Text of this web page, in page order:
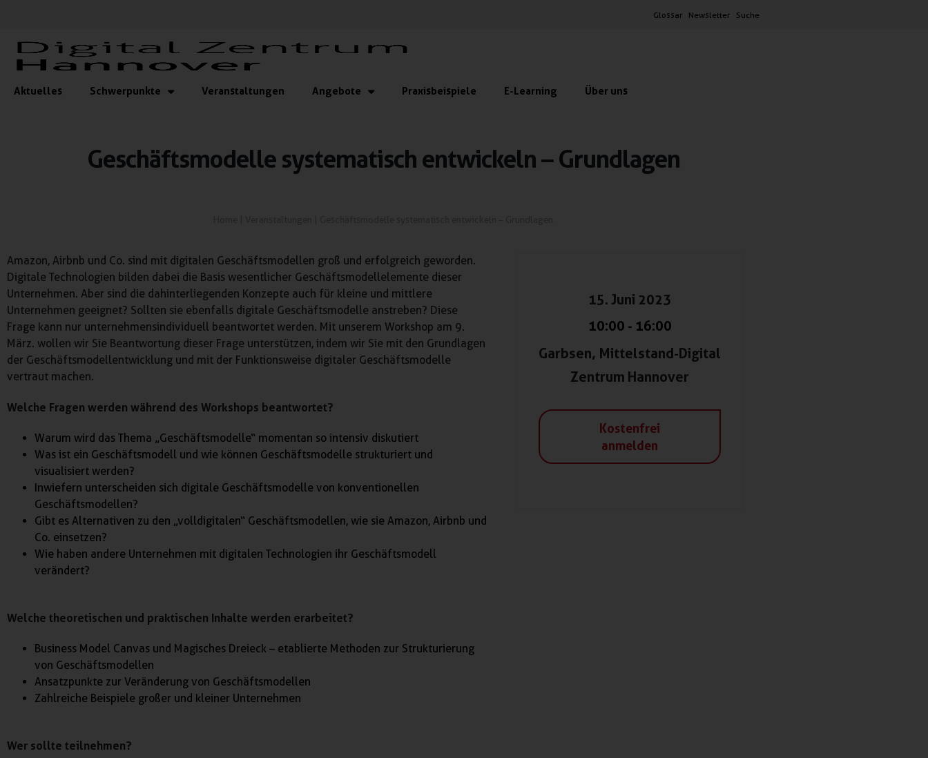
Glossar Newsletter Suche
Aktuelles Schwerpunkte Veranstaltungen Angebote Praxisbeispiele E-Learning Über uns
Geschäftsmodelle systematisch entwickeln – Grundlagen
Amazon, Airbnb und Co. sind mit digitalen Geschäftsmodellen groß und erfolgreich geworden.
Digitale Technologien bilden dabei die Basis wesentlicher Geschäftsmodellelemente dieser
Unternehmen. Aber sind die dahinterliegenden Konzepte auch für kleine und mittlere
Unternehmen geeignet? Sollten sie ebenfalls digitale Geschäftsmodelle anstreben? Diese
Frage kann nur unternehmensindividuell beantwortet werden. Mit unserem Workshop am 9.
März. wollen wir Sie Beantwortung dieser Frage unterstützen, indem wir Sie mit den Grundlagen
der Geschäftsmodellentwicklung und mit der Funktionsweise digitaler Geschäftsmodelle
vertraut machen.
Welche Fragen werden während des Workshops beantwortet?
Warum wird das Thema „Geschäftsmodelle“ momentan so intensiv diskutiert
Was ist ein Geschäftsmodell und wie können Geschäftsmodelle strukturiert und
visualisiert werden?
Inwiefern unterscheiden sich digitale Geschäftsmodelle von konventionellen
Geschäftsmodellen?
Gibt es Alternativen zu den „volldigitalen“ Geschäftsmodellen, wie sie Amazon, Airbnb und
Co. einsetzen?
Wie haben andere Unternehmen mit digitalen Technologien ihr Geschäftsmodell
verändert?
Welche theoretischen und praktischen Inhalte werden erarbeitet?
Business Model Canvas und Magisches Dreieck – etablierte Methoden zur Strukturierung
von Geschäftsmodellen
Ansatzpunkte zur Veränderung von Geschäftsmodellen
Zahlreiche Beispiele großer und kleiner Unternehmen
Wer sollte teilnehmen?
15. Juni 2023
10:00 - 16:00
Garbsen, Mittelstand-Digital
Zentrum Hannover
Kostenfrei
anmelden